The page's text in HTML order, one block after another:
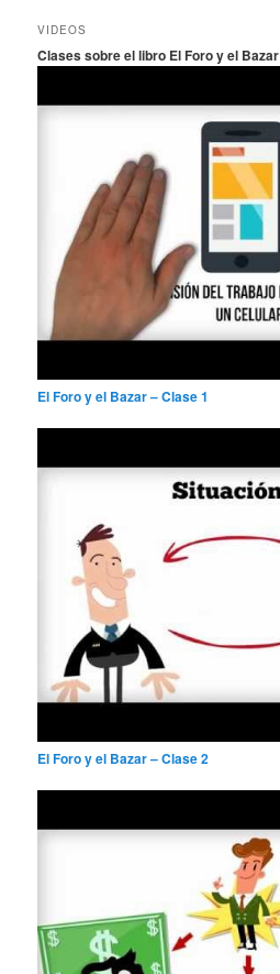
c
r
VIDEOS
Clases sobre el libro El Foro y el Bazar
El Foro y el Bazar – Clase 1
El Foro y el Bazar – Clase 2